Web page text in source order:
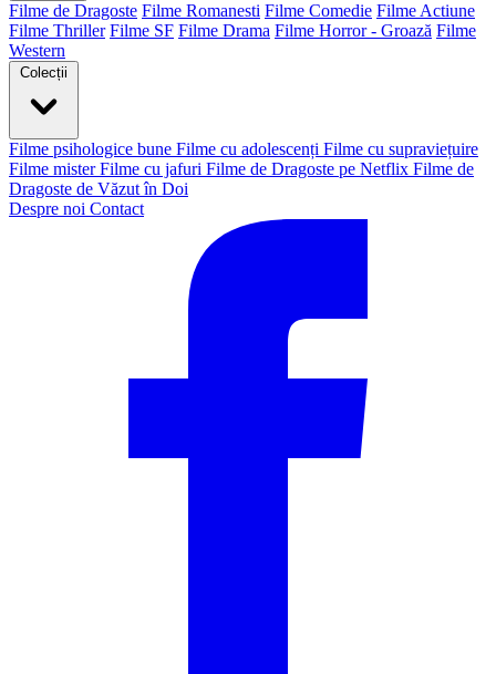
Filme de Dragoste Filme Romanesti Filme Comedie Filme Actiune
Filme Thriller Filme SF Filme Drama Filme Horror - Groază Filme
Western
Colecții
Filme psihologice bune Filme cu adolescenți Filme cu supraviețuire
Filme mister Filme cu jafuri Filme de Dragoste pe Netflix Filme de
Dragoste de Văzut în Doi
Despre noi Contact